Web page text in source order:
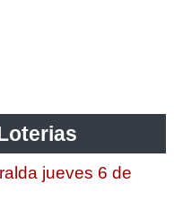
jueves 6 de